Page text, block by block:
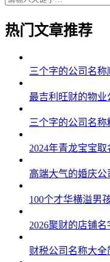
热门文章推荐
三个字的公司名
最吉利旺财的物
三个字的公司名
2024年青龙宝宝
高端大气的婚庆公
100个才华横溢男
2026聚财的店铺
财税公司名称大